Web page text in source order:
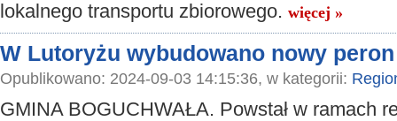
lokalnego transportu zbiorowego. więcej »
W Lutoryżu wybudowano nowy
Opublikowano: 2024-09-03 14:15:36, w kategorii:
GMINA BOGUCHWAŁA. Powstał w ramach